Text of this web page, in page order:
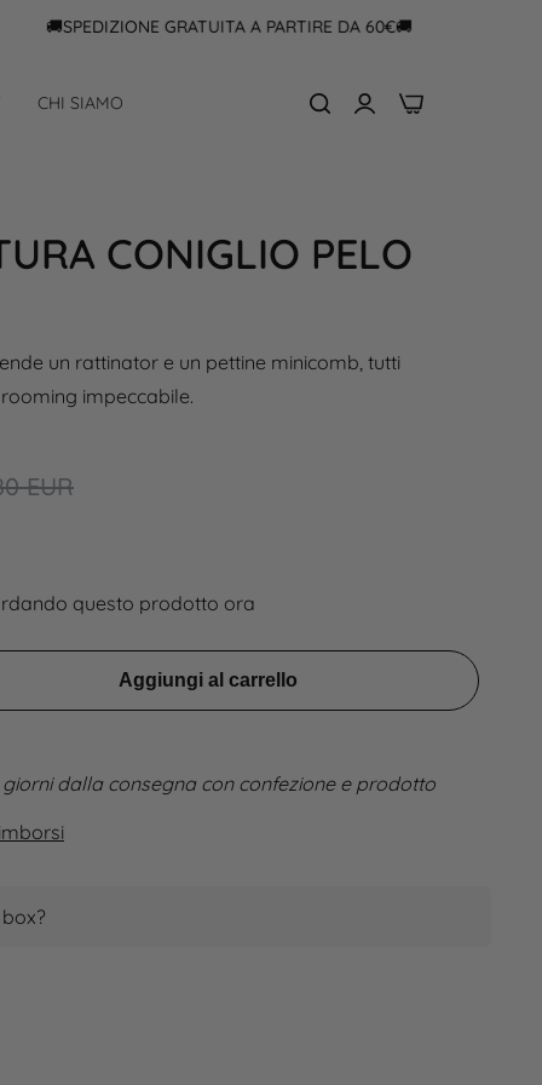
🚚SPEDIZIONE GRATUITA A PARTIRE DA 60€🚚
CHI SIAMO 0
CONIGLIO PELO
un rattinator e un pettine minicomb, tutti
impeccabile.
EUR
questo prodotto ora
Aggiungi al carrello
giorni dalla consegna con confezione e prodotto